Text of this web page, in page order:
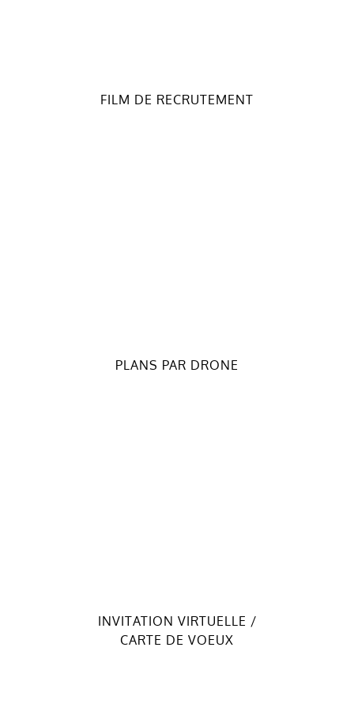
FILM DE RECRUTEMENT
PLANS PAR DRONE
INVITATION VIRTUELLE /
CARTE DE VOEUX